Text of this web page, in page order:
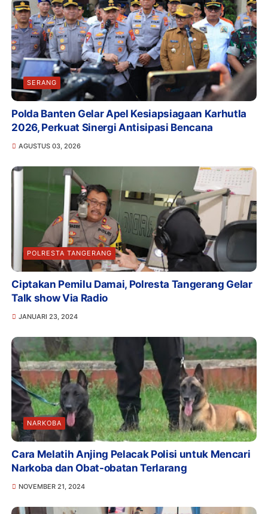
SERANG
Polda Banten Gelar Apel Kesiapsiagaan Karhutla
2026, Perkuat Sinergi Antisipasi Bencana
AGUSTUS 03, 2026
POLRESTA TANGERANG
Ciptakan Pemilu Damai, Polresta Tangerang Gelar
Talk show Via Radio
JANUARI 23, 2024
NARKOBA
Cara Melatih Anjing Pelacak Polisi untuk Mencari
Narkoba dan Obat-obatan Terlarang
NOVEMBER 21, 2024